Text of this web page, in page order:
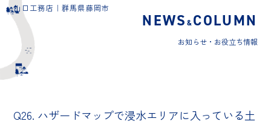
山口工務店｜群馬県藤岡市
NEWS &COLUMN
お知らせ・お役立ち情報
Q26. ハザードマップで浸水エリアに入っている土